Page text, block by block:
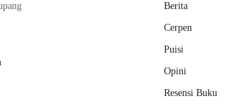
Berita
Cerpen
Puisi
Opini
Resensi Buku